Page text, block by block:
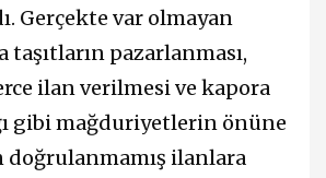
Gerçekte var olmayan
taşıtların pazarlanması,
ilan verilmesi ve kapora
gibi mağduriyetlerin önüne
doğrulanmamış ilanlara